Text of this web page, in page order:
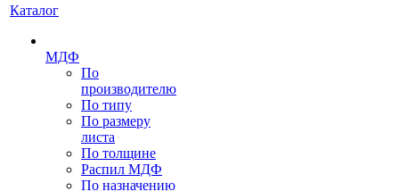
Каталог
МДФ
По
производителю
По типу
По размеру
листа
По толщине
Распил МДФ
По назначению